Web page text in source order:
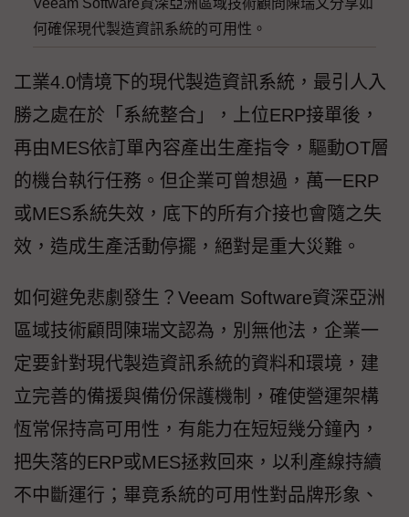
Veeam Software資深亞洲區域技術顧問陳瑞文分享如
何確保現代製造資訊系統的可用性。
工業4.0情境下的現代製造資訊系統，最引人入
勝之處在於「系統整合」，上位ERP接單後，
再由MES依訂單內容產出生產指令，驅動OT層
的機台執行任務。但企業可曾想過，萬一ERP
或MES系統失效，底下的所有介接也會隨之失
效，造成生產活動停擺，絕對是重大災難。
如何避免悲劇發生？Veeam Software資深亞洲
區域技術顧問陳瑞文認為，別無他法，企業一
定要針對現代製造資訊系統的資料和環境，建
立完善的備援與備份保護機制，確使營運架構
恆常保持高可用性，有能力在短短幾分鐘內，
把失落的ERP或MES拯救回來，以利產線持續
不中斷運行；畢竟系統的可用性對品牌形象、